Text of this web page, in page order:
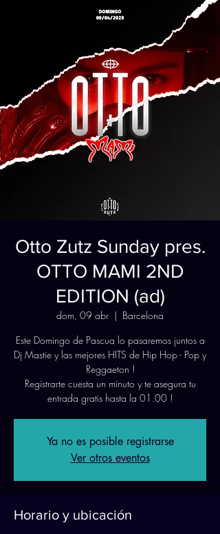
Otto Zutz Sunday pres.
OTTO MAMI 2ND
EDITION (ad)
dom, 09 abr
  |
Barcelona
Este Domingo de Pascua lo pasaremos juntos a
Dj Mastie y las mejores HITS de Hip Hop - Pop y
Reggaeton !
Registrarte cuesta un minuto y te asegura tu
entrada gratis hasta la 01.00 !
Ya no es posible registrarse
Ver otros eventos
Horario y ubicación